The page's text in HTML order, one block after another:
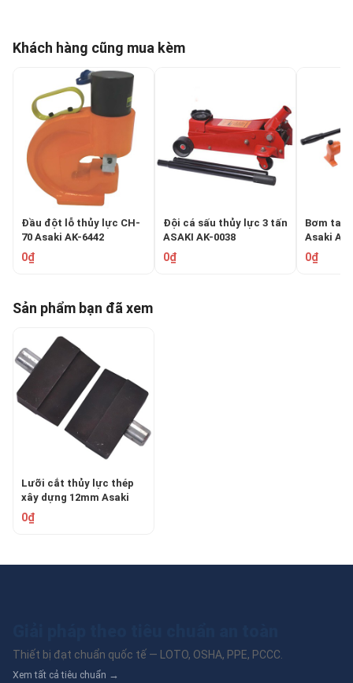
Khách hàng cũng mua kèm
Đầu đột lỗ thủy lực CH-
70 Asaki AK-6442
0₫
Đội cá sấu thủy lực 3 tấn
ASAKI AK-0038
0₫
Bơm tay
Asaki
0₫
Sản phẩm bạn đã xem
Lưỡi cắt thủy lực thép
xây dựng 12mm Asaki
AK-6720
0₫
Thiết bị đạt chuẩn quốc tế — LOTO, OSHA, PPE, PCCC.
Xem tất cả tiêu chuẩn →